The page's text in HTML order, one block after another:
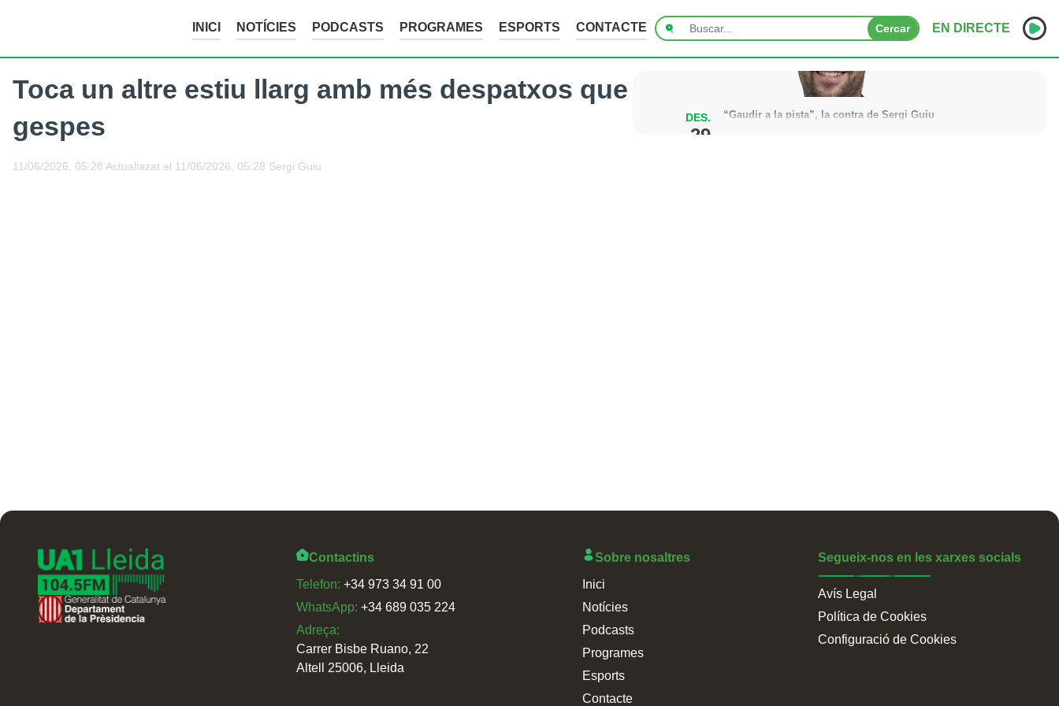
INICI NOTÍCIES PODCASTS PROGRAMES ESPORTS CONTACTE Cercar EN DIRECTE
Toca un altre estiu llarg amb més despatxos que
gespes
11/06/2026, 05:28 Actualiazat el 11/06/2026, 05:28 Sergi Guiu
DES.
29
“Gaudir a la pista”, la contra de Sergi Guiu
Contactins
Telefon: +34 973 34 91 00
WhatsApp: +34 689 035 224
Adreça:
Carrer Bisbe Ruano, 22
Altell 25006, Lleida
Sobre nosaltres
Inici
Notícies
Podcasts
Programes
Esports
Contacte
Segueix-nos en les xarxes socials
Avís Legal
Política de Cookies
Configuració de Cookies